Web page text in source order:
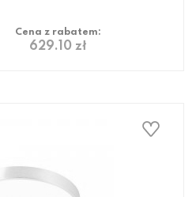
Cena z rabatem:
629.10 zł